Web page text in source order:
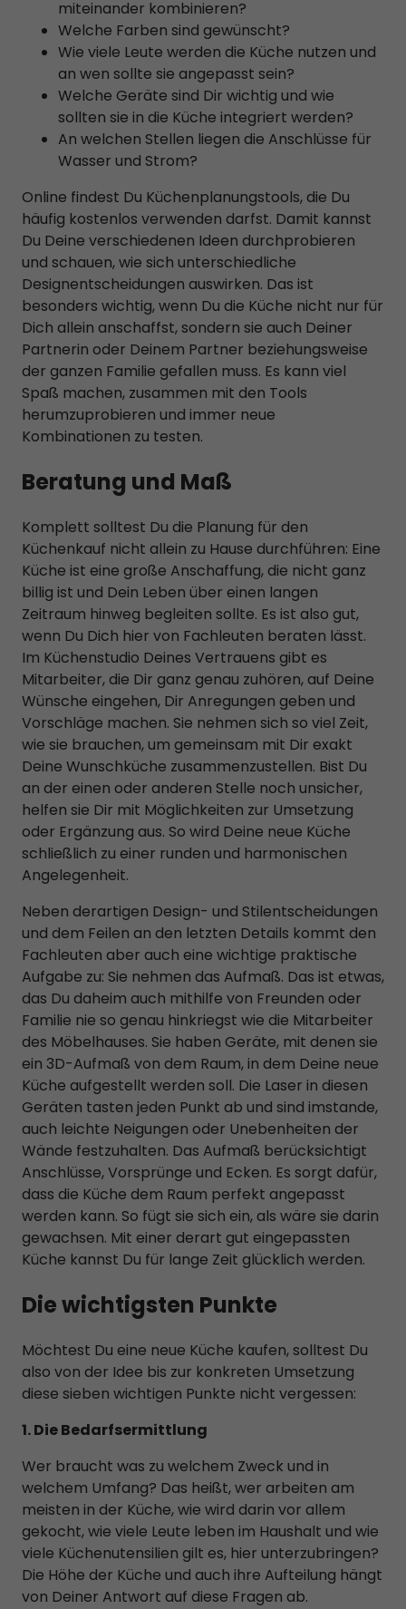
miteinander kombinieren?
Welche Farben sind gewünscht?
Wie viele Leute werden die Küche nutzen und
an wen sollte sie angepasst sein?
Welche Geräte sind Dir wichtig und wie
sollten sie in die Küche integriert werden?
An welchen Stellen liegen die Anschlüsse für
Wasser und Strom?
Online findest Du Küchenplanungstools, die Du
häufig kostenlos verwenden darfst. Damit kannst
Du Deine verschiedenen Ideen durchprobieren
und schauen, wie sich unterschiedliche
Designentscheidungen auswirken. Das ist
besonders wichtig, wenn Du die Küche nicht nur für
Dich allein anschaffst, sondern sie auch Deiner
Partnerin oder Deinem Partner beziehungsweise
der ganzen Familie gefallen muss. Es kann viel
Spaß machen, zusammen mit den Tools
herumzuprobieren und immer neue
Kombinationen zu testen.
Beratung und Maß
Komplett solltest Du die Planung für den
Küchenkauf nicht allein zu Hause durchführen: Eine
Küche ist eine große Anschaffung, die nicht ganz
billig ist und Dein Leben über einen langen
Zeitraum hinweg begleiten sollte. Es ist also gut,
wenn Du Dich hier von Fachleuten beraten lässt.
Im Küchenstudio Deines Vertrauens gibt es
Mitarbeiter, die Dir ganz genau zuhören, auf Deine
Wünsche eingehen, Dir Anregungen geben und
Vorschläge machen. Sie nehmen sich so viel Zeit,
wie sie brauchen, um gemeinsam mit Dir exakt
Deine Wunschküche zusammenzustellen. Bist Du
an der einen oder anderen Stelle noch unsicher,
helfen sie Dir mit Möglichkeiten zur Umsetzung
oder Ergänzung aus. So wird Deine neue Küche
schließlich zu einer runden und harmonischen
Angelegenheit.
Neben derartigen Design- und Stilentscheidungen
und dem Feilen an den letzten Details kommt den
Fachleuten aber auch eine wichtige praktische
Aufgabe zu: Sie nehmen das Aufmaß. Das ist etwas,
das Du daheim auch mithilfe von Freunden oder
Familie nie so genau hinkriegst wie die Mitarbeiter
des Möbelhauses. Sie haben Geräte, mit denen sie
ein 3D-Aufmaß von dem Raum, in dem Deine neue
Küche aufgestellt werden soll. Die Laser in diesen
Geräten tasten jeden Punkt ab und sind imstande,
auch leichte Neigungen oder Unebenheiten der
Wände festzuhalten. Das Aufmaß berücksichtigt
Anschlüsse, Vorsprünge und Ecken. Es sorgt dafür,
dass die Küche dem Raum perfekt angepasst
werden kann. So fügt sie sich ein, als wäre sie darin
gewachsen. Mit einer derart gut eingepassten
Küche kannst Du für lange Zeit glücklich werden.
Die wichtigsten Punkte
Möchtest Du eine neue Küche kaufen, solltest Du
also von der Idee bis zur konkreten Umsetzung
diese sieben wichtigen Punkte nicht vergessen:
1. Die Bedarfsermittlung
Wer braucht was zu welchem Zweck und in
welchem Umfang? Das heißt, wer arbeiten am
meisten in der Küche, wie wird darin vor allem
gekocht, wie viele Leute leben im Haushalt und wie
viele Küchenutensilien gilt es, hier unterzubringen?
Die Höhe der Küche und auch ihre Aufteilung hängt
von Deiner Antwort auf diese Fragen ab.